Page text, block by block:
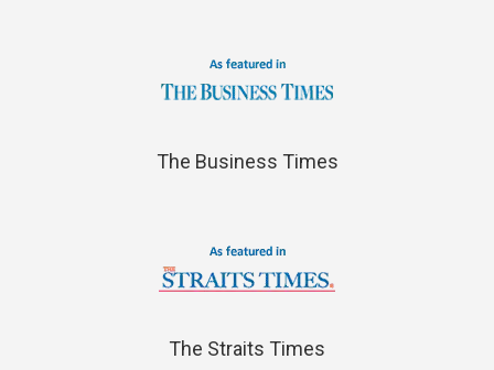
The Business Times
The Straits Times